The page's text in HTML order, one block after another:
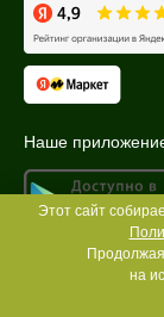
Наше
Этот сайт
на